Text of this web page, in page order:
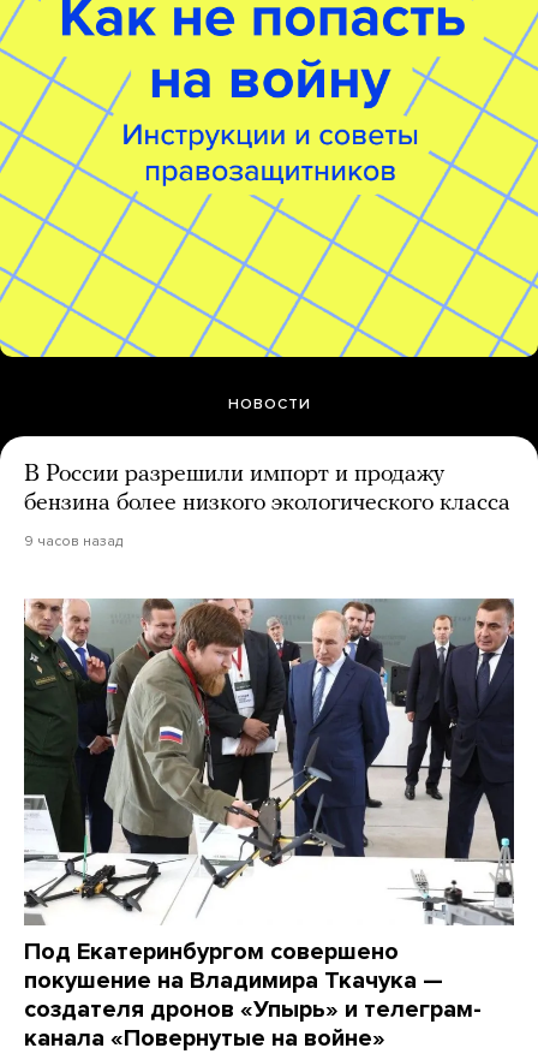
НОВОСТИ
В России разрешили импорт и продажу
бензина более низкого экологического класса
9 часов назад
Под Екатеринбургом совершено
покушение на Владимира Ткачука —
создателя дронов «Упырь» и телеграм-
канала «Повернутые на войне»